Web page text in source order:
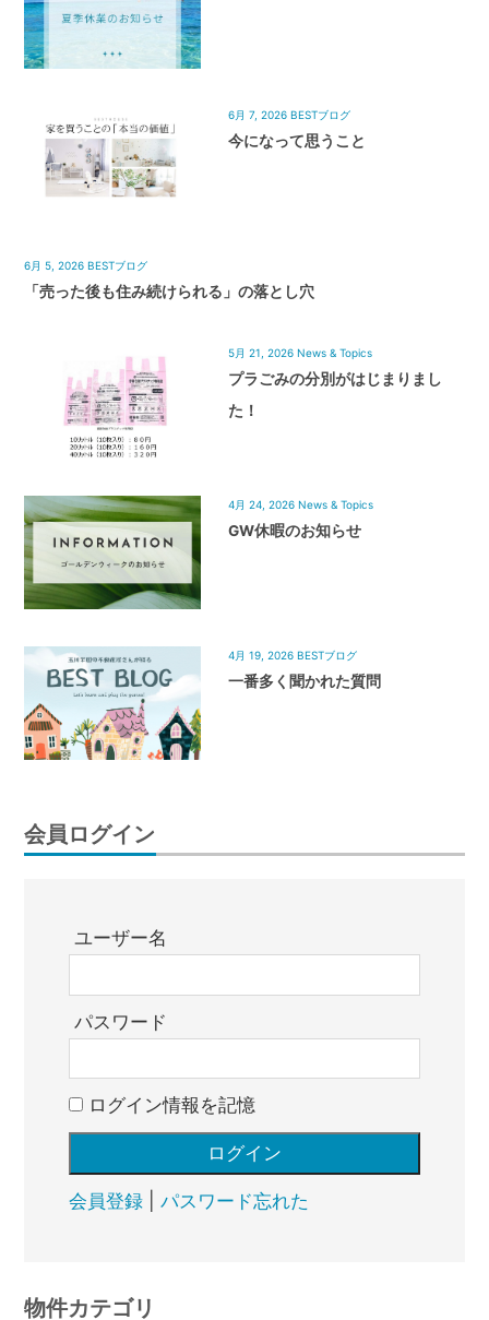
6月 7, 2026 BESTブログ
今になって思うこと
6月 5, 2026 BESTブログ
「売った後も住み続けられる」の落とし穴
5月 21, 2026 News & Topics
プラごみの分別がはじまりまし
た！
4月 24, 2026 News & Topics
GW休暇のお知らせ
4月 19, 2026 BESTブログ
一番多く聞かれた質問
会員ログイン
ユーザー名
パスワード
ログイン情報を記憶
会員登録| パスワード忘れた
物件カテゴリ